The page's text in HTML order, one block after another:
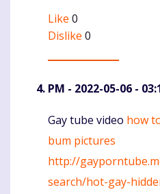
Like 0
Dislike 0
PM - 2022-05-06 -
Komentaras
Gay tube video how
bum pictures
http://
search/hot-gay-